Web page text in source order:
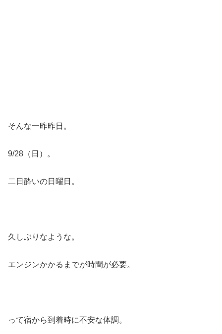
そんな一昨昨日。
9/28（日）。
二日酔いの日曜日。
久しぶりなような。
エンジンかかるまでが時間が必要。
って宿から到着時に不安な体調。